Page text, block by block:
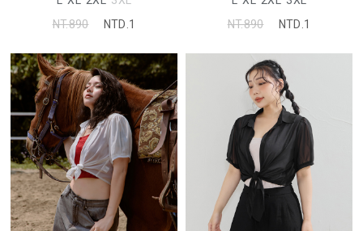
NT.890
NTD.1
NT.890
NTD.1